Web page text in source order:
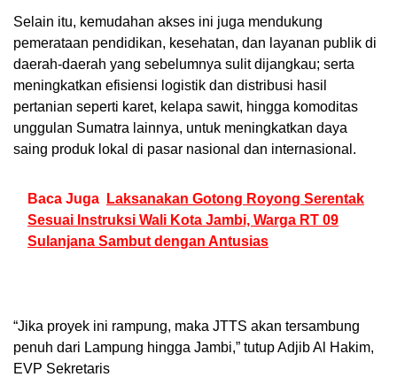
Selain itu, kemudahan akses ini juga mendukung
pemerataan pendidikan, kesehatan, dan layanan publik di
daerah-daerah yang sebelumnya sulit dijangkau; serta
meningkatkan efisiensi logistik dan distribusi hasil
pertanian seperti karet, kelapa sawit, hingga komoditas
unggulan Sumatra lainnya, untuk meningkatkan daya
saing produk lokal di pasar nasional dan internasional.
Baca Juga
Laksanakan Gotong Royong Serentak
Sesuai Instruksi Wali Kota Jambi, Warga RT 09
Sulanjana Sambut dengan Antusias
“Jika proyek ini rampung, maka JTTS akan tersambung
penuh dari Lampung hingga Jambi,” tutup Adjib Al Hakim,
EVP Sekretaris